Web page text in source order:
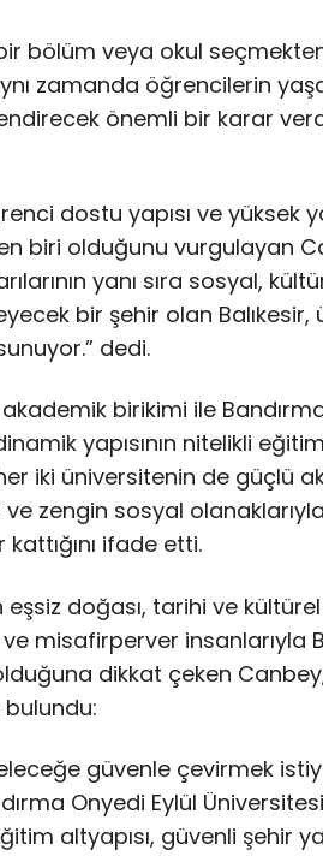
bölüm veya okul
zamanda öğrencilerin
önemli bir karar
dostu yapısı ve yüksek
biri olduğunu vurgulayan
yanı sıra sosyal,
bir şehir olan Balıkesir,
dedi.
akademik birikimi ile
yapısının nitelikli
iki üniversitenin de güçlü
zengin sosyal olanaklarıyla
ifade etti.
eşsiz doğası, tarihi ve kültürel
misafirperver insanlarıyla
dikkat çeken
güvenle çevirmek
Onyedi Eylül
altyapısı, güvenli şehir